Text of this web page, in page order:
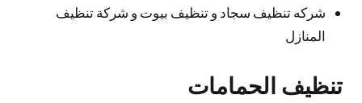
شركه تنظيف سجاد و تنظيف بيوت و شركة تنظيف
المنازل
تنظيف الحمامات